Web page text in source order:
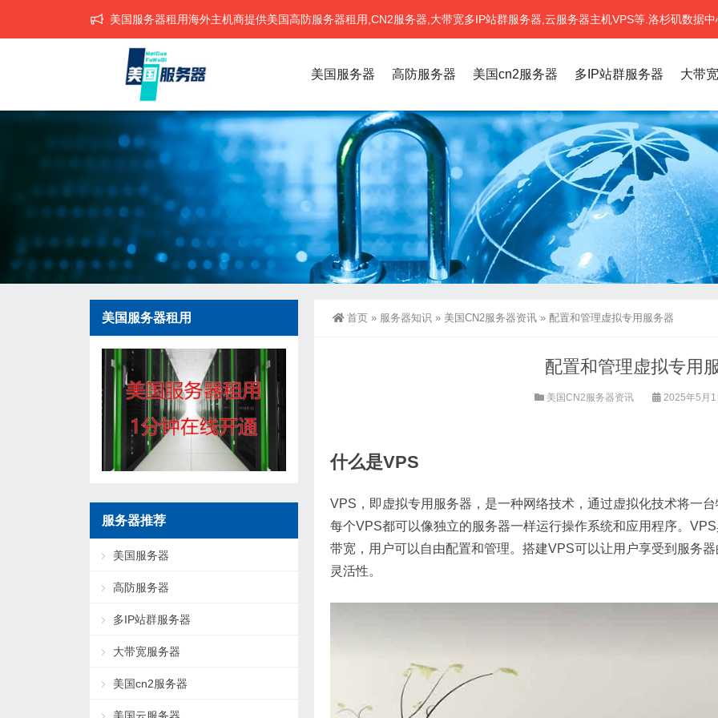
美国服务器租用海外主机商提供美国高防服务器租用,CN2服务器,大带宽多IP站群服务器,云服务器主机VPS等.洛杉矶数据
美国服务器 高防服务器 美国cn2服务器 多IP站群服务器 大带
首页 » 服务器知识 » 美国CN2服务器资讯 » 配置和管理虚拟专用服务器
配置和管理虚拟专用
美国CN2服务器资讯 2025年5月
什么是VPS
VPS，即虚拟专用服务器，是一种网络技术，通过虚拟化技术将一
每个VPS都可以像独立的服务器一样运行操作系统和应用程序。
带宽，用户可以自由配置和管理。搭建VPS可以让用户享受到服务
灵活性。
美国服务器租用
服务器推荐
美国服务器
高防服务器
多IP站群服务器
大带宽服务器
美国cn2服务器